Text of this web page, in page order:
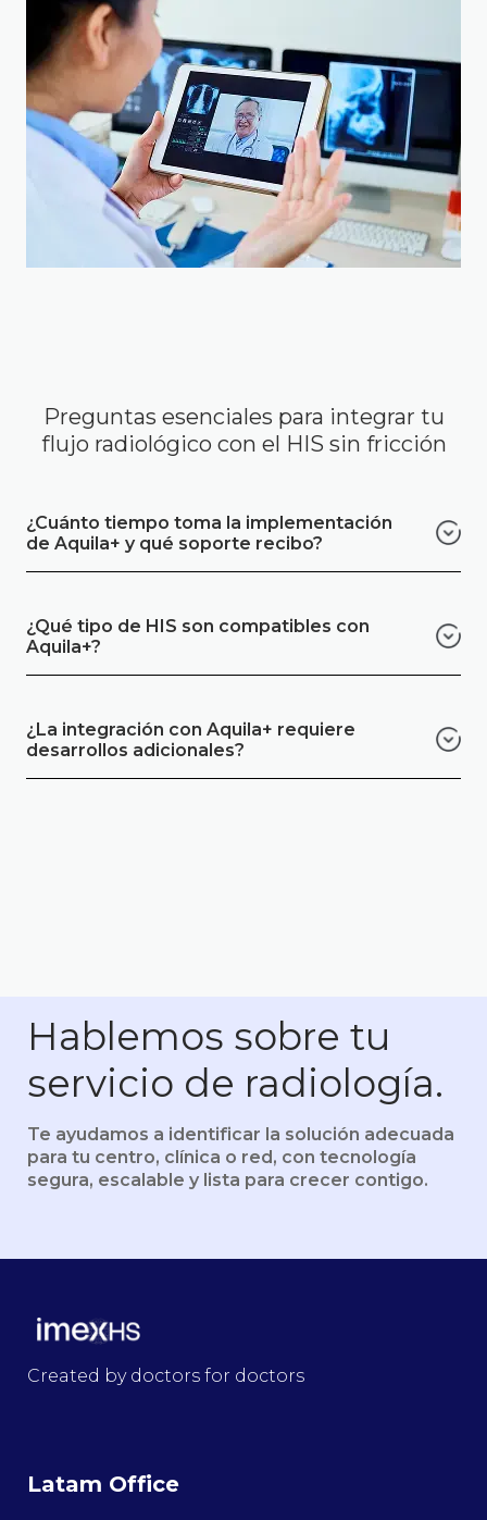
Preguntas esenciales para integrar tu
flujo radiológico con el HIS sin fricción
¿Cuánto tiempo toma la implementación
de Aquila+ y qué soporte recibo?
de Información Hospitalaria (HIS) y nos
destacamos por la rapidez de nuestras
meses en completar estos proyectos, en
¿Qué tipo de HIS son compatibles con
Aquila+?
¿La integración con Aquila+ requiere
desarrollos adicionales?
Hablemos sobre tu
servicio de radiología.
Te ayudamos a identificar la solución adecuada
para tu centro, clínica o red, con tecnología
segura, escalable y lista para crecer contigo.
Created by doctors for doctors
Latam Office